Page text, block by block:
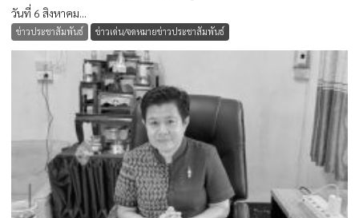
วันที่ 6 สิงหาคม...
ข่าวประชาสัมพันธ์ ข่าวเด่น/จดหมายข่าวประชาสัมพันธ์